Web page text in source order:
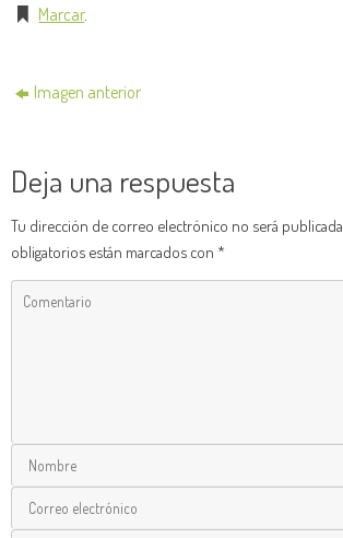
Marcar.
Imagen anterior
Deja una respuesta
Tu dirección de correo electrónico no será publicada.
obligatorios están marcados con *